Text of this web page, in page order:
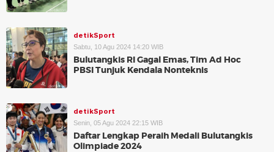
detikSport
Sabtu, 10 Agu 2024 14:20 WIB
Bulutangkis RI Gagal Emas, Tim Ad Hoc
PBSI Tunjuk Kendala Nonteknis
detikSport
Senin, 05 Agu 2024 22:15 WIB
Daftar Lengkap Peraih Medali Bulutangkis
Olimpiade 2024